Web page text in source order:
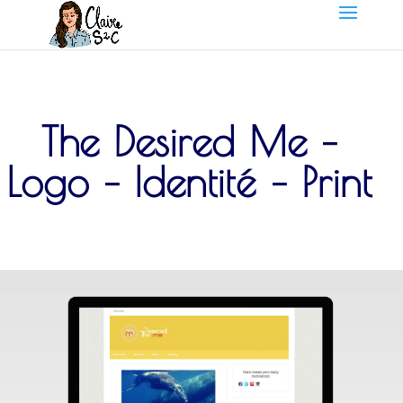
The Desired Me –
Logo – Identité – Print